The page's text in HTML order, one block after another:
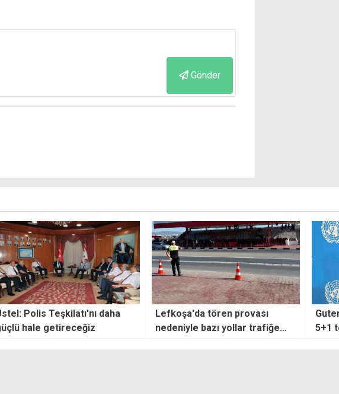
Gönder
tören provası
bazı yollar trafiğe
Guterres: Hazır olunduğunda
5+1 toplantısı düzenleyeceğim,